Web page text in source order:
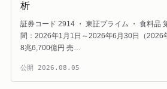
析
証券コード 2914 ・ 東証プライム ・ 食料品
間：2026年1月1日～2026年6月30日（2026
8兆6,700億円 売…
公開 2026.08.05